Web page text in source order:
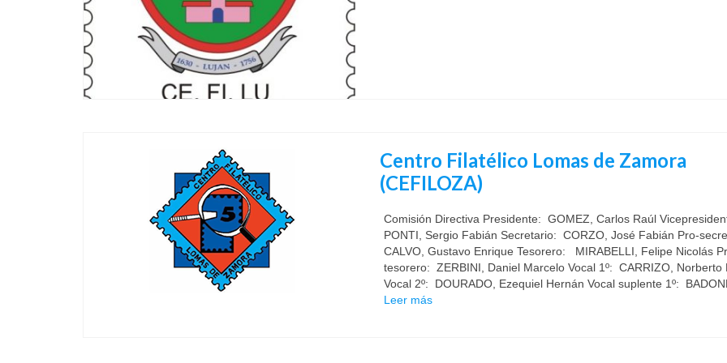
Centro Filatélico Lomas de Zamora
(CEFILOZA)
Comisión Directiva Presidente: GOMEZ, Carlos Raúl
PONTI, Sergio Fabián Secretario: CORZO, José Fabián Pro-
CALVO, Gustavo Enrique Tesorero: MIRABELLI, Felipe Nicolás
tesorero: ZERBINI, Daniel Marcelo Vocal 1º: CARRIZO, Norberto
Vocal 2º: DOURADO, Ezequiel Hernán Vocal suplente 1º:
Leer más